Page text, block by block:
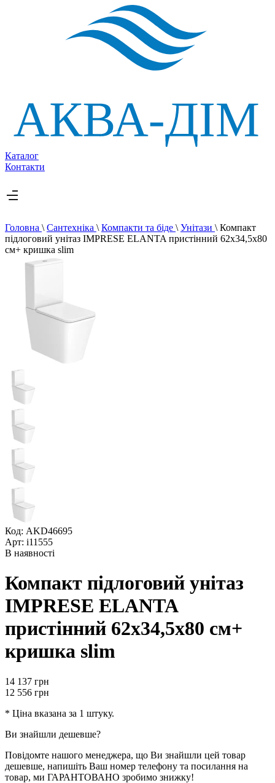
Каталог
Контакти
Головна \ Сантехніка \ Компакти та біде \ Унітази \ Компакт
підлоговий унітаз IMPRESE ELANTA пристінний 62х34,5х80
см+ кришка slim
Код: AKD46695
Арт: i11555
В наявності
Компакт підлоговий унітаз
IMPRESE ELANTA
пристінний 62х34,5х80 см+
кришка slim
14 137 грн
12 556 грн
* Ціна вказана за 1 штуку.
Ви знайшли дешевше?
Повідомте нашого менеджера, що Ви знайшли цей товар
дешевше, напишіть Ваш номер телефону та посилання на
товар, ми ГАРАНТОВАНО зробимо знижку!